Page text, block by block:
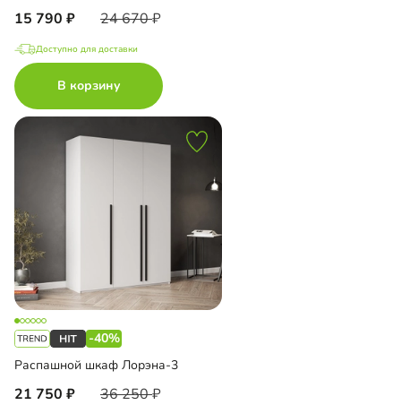
15 790 24 670
Доступно для доставки
В корзину
-40%
Распашной шкаф Лорэна-3
21 750 36 250